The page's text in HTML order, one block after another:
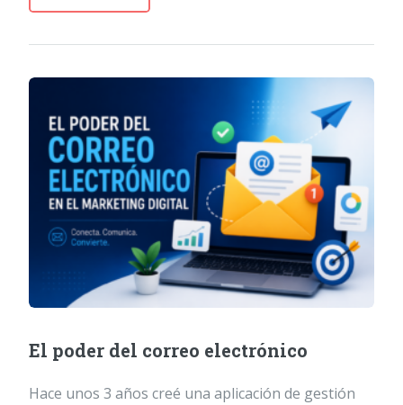
El poder del correo electrónico
Hace unos 3 años creé una aplicación de gestión